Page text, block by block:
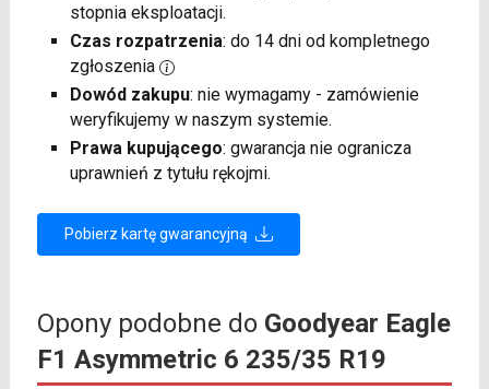
stopnia eksploatacji.
Czas rozpatrzenia: do 14 dni od kompletnego
zgłoszenia
Dowód zakupu: nie wymagamy - zamówienie
weryfikujemy w naszym systemie.
Prawa kupującego: gwarancja nie ogranicza
uprawnień z tytułu rękojmi.
Pobierz kartę gwarancyjną
Opony podobne do Goodyear Eagle
F1 Asymmetric 6 235/35 R19